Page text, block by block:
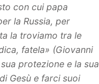
con cui papa
la Russia, per
la troviamo tra le
fatela» (Giovanni
protezione e la sua
Gesù e farci suoi